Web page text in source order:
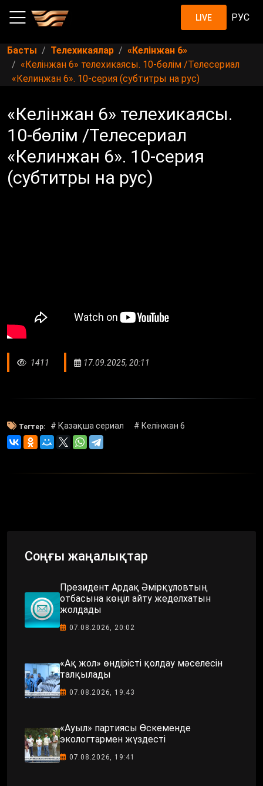
LIVE РУС
Басты Телехикаялар
«Келінжан 6»
«Келінжан 6» телехикаясы. 10-бөлім /Телесериал
«Келинжан 6». 10-серия (субтитры на рус)
«Келінжан 6» телехикаясы.
10-бөлім /Телесериал
«Келинжан 6». 10-серия
(субтитры на рус)
1411 17.09.2025, 20:11
Тегтер: # Қазақша сериал # Келінжан 6
Соңғы жаңалықтар
Президент Ардақ Әмірқұловтың
отбасына көңіл айту жеделхатын
жолдады
07.08.2026, 20:02
«Ақ жол» өндірісті қолдау мәселесін
талқылады
07.08.2026, 19:43
«Ауыл» партиясы Өскеменде
экологтармен жүздесті
07.08.2026, 19:41